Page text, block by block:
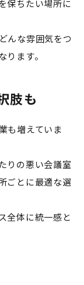
保ちたい場所に
んな雰囲気をつ
ます。
肢も
も増えていま
りの悪い会議室
ごとに最適な選
全体に統一感と